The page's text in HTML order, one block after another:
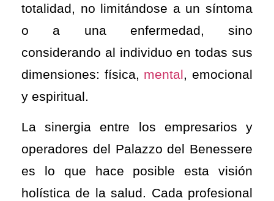
totalidad, no limitándose a un síntoma
o a una enfermedad, sino
considerando al individuo en todas sus
dimensiones: física, mental, emocional
y espiritual.
La sinergia entre los empresarios y
operadores del Palazzo del Benessere
es lo que hace posible esta visión
holística de la salud. Cada profesional